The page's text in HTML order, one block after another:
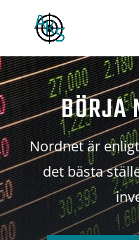
BÖRJA
Nordnet är
det bästa